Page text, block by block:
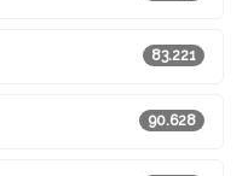
83.221
90.628